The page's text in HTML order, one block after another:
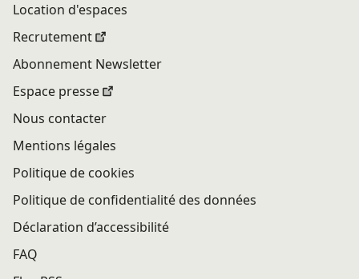
Location d'espaces
Recrutement
Abonnement Newsletter
Espace presse
Nous contacter
Mentions légales
Politique de cookies
Politique de confidentialité des données
Déclaration d’accessibilité
FAQ